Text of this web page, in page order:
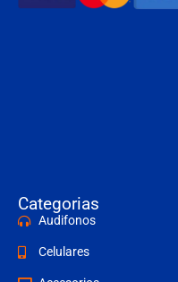
Categorias
Audifonos
Celulares